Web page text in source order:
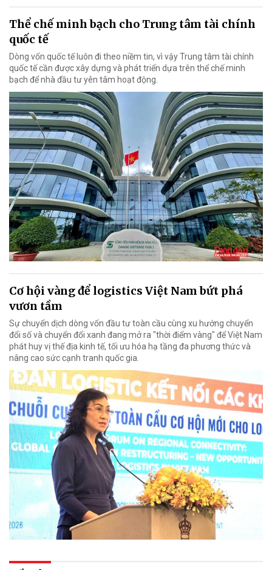
Thể chế minh bạch cho Trung tâm tài chính
quốc tế
Dòng vốn quốc tế luôn đi theo niềm tin, vì vậy Trung tâm tài chính
quốc tế cần được xây dựng và phát triển dựa trên thể chế minh
bạch để nhà đầu tư yên tâm hoạt động.
Cơ hội vàng để logistics Việt Nam bứt phá
vươn tầm
Sự chuyển dịch dòng vốn đầu tư toàn cầu cùng xu hướng chuyển
đổi số và chuyển đổi xanh đang mở ra "thời điểm vàng" để Việt Nam
phát huy vị thế địa kinh tế, tối ưu hóa hạ tầng đa phương thức và
nâng cao sức cạnh tranh quốc gia.